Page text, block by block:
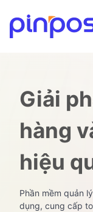
Giải
hàng
hiệu
Phần mềm quản
dụng, cung cấp